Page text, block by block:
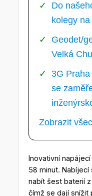
Do
kolegy
Geodet/
Velká
3G
se
Zobrazit
Inovativní
58 minut. Nabíjecí
nabít šest baterií
čímž se dají snížit